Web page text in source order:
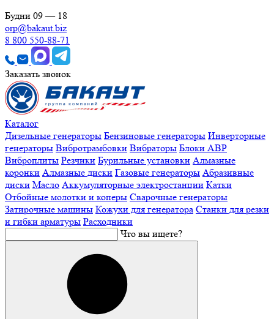
Будни 09 — 18
orp@bakaut.biz
8 800 550-88-71
Заказать звонок
Каталог
Дизельные генераторы Бензиновые генераторы Инверторные
генераторы Вибротрамбовки Вибраторы Блоки АВР
Виброплиты Резчики Бурильные установки Алмазные
коронки Алмазные диски Газовые генераторы Абразивные
диски Масло Аккумуляторные электростанции Катки
Отбойные молотки и коперы Сварочные генераторы
Затирочные машины Кожухи для генератора Станки для резки
и гибки арматуры Расходники
Что вы ищете?